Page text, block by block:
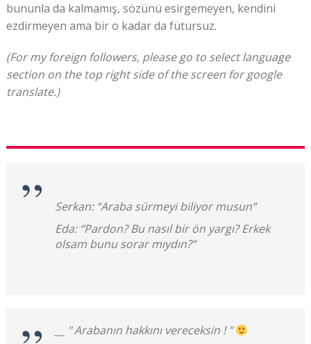
bununla da kalmamış, sözünü esirgemeyen, kendini
ezdirmeyen ama bir o kadar da fütursuz.
(For my foreign followers, please go to select language
section on the top right side of the screen for google
translate.)
Serkan: “Araba sürmeyi biliyor musun”
Eda: “Pardon? Bu nasıl bir ön yargı? Erkek
olsam bunu sorar mıydın?”
__ " Arabanın hakkını vereceksin ! "